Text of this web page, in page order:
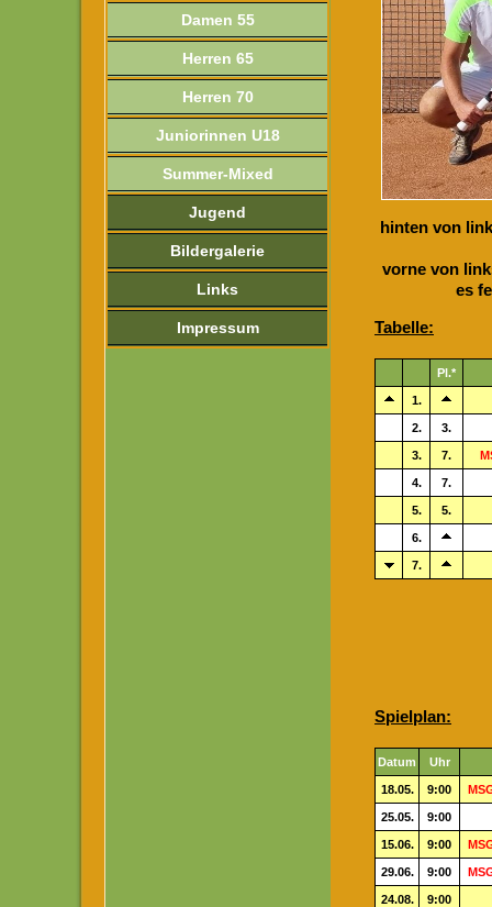
Damen 55
Herren 65
Herren 70
Juniorinnen U18
Summer-Mixed
Jugend
Bildergalerie
Links
Impressum
hinten von
vorne von
es
Tabelle:
Pl.*
1.
2. 3.
3. 7.
4. 7.
5. 5.
6.
7.
Spielplan:
Datum Uhr
18.05. 9:00
25.05. 9:00
15.06. 9:00
29.06. 9:00
24.08. 9:00